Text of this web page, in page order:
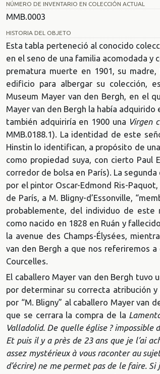
NÚMERO DE INVENTARIO EN COLECCIÓN ACTUAL
MMB.0003
HISTORIA DEL OBJETO
Esta tabla perteneció al conocido
en el seno de una familia acomodada
prematura muerte en 1901, su
edificio para albergar su colección,
Museum Mayer van den Bergh, en el
Mayer van den Bergh la había adquirido
también adquiriría en 1900 una Virgen
MMB.0188.1). La identidad de este
Hinstin lo identifican, a propósito de una
como propiedad suya, con cierto Paul
corredor de bolsa en París). La
por el pintor Oscar-Edmond Ris-
de París, a M. Bligny-d’Essonville,
probablemente, del individuo de
como nacido en 1828 en Ruán y
la avenue des Champs-Élysées,
van den Bergh a que nos referiremos
Courcelles.
El caballero Mayer van den Bergh tuvo
por determinar su correcta atribución
por “M. Bligny” al caballero Mayer van
que se cerrara la compra de la
Valladolid. De quelle église ?
Et puis il y a près de 23 ans que je l’ai
assez mystérieux à vous raconter au
d’écrire) ne me permet pas de le faire. Si